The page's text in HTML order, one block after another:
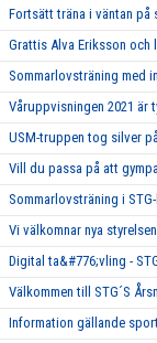
Fortsätt träna i väntan på
Grattis Alva Eriksson och
Sommarlovsträning med
Våruppvisningen 2021 är
USM-truppen tog silver
Vill du passa på att
Sommarlovsträning i
Vi välkomnar nya styrelsen
Digital ta&#776;vling -
Välkommen till STG´S
Information gällande